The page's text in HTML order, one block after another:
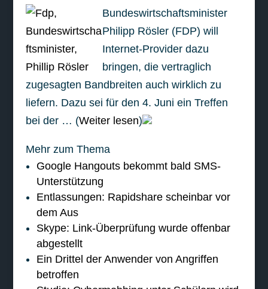
Bundeswirtschaftsminister
Philipp Rösler (FDP) will
Internet-Provider dazu
bringen, die vertraglich
zugesagten Bandbreiten auch wirklich zu
liefern. Dazu sei für den 4. Juni ein Treffen
bei der … (Weiter lesen)
Mehr zum Thema
Google Hangouts bekommt bald SMS-
Unterstützung
Entlassungen: Rapidshare scheinbar vor
dem Aus
Skype: Link-Überprüfung wurde offenbar
abgestellt
Ein Drittel der Anwender von Angriffen
betroffen